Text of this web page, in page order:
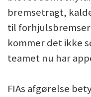
bremsetragt,
til
kommer det ikke
teamet nu har
FIAs afgørelse